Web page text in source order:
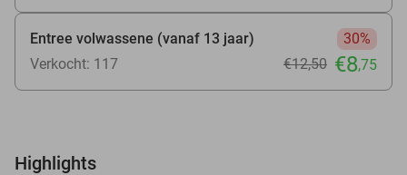
Entree volwassene (vanaf 13 jaar)
30%
Verkocht: 117
€12,50 €8,75
Highlights